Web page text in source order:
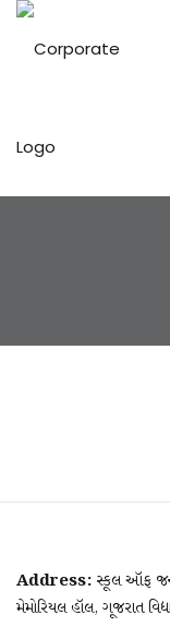
Address: સ્કૂલ ઑફ
મેમોરિયલ હૉલ, ગૂજરાત